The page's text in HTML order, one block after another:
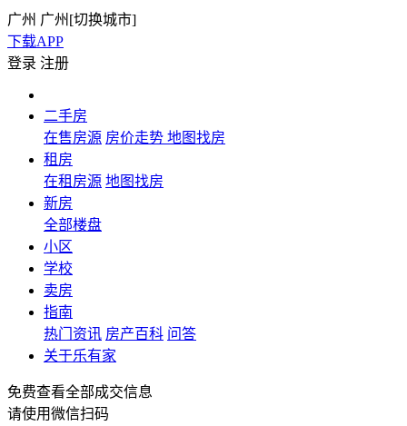
广州 广州[切换城市]
下载APP
登录 注册
二手房
在售房源 房价走势 地图找房
租房
在租房源 地图找房
新房
全部楼盘
小区
学校
卖房
指南
热门资讯 房产百科 问答
关于乐有家
免费查看全部成交信息
请使用微信扫码